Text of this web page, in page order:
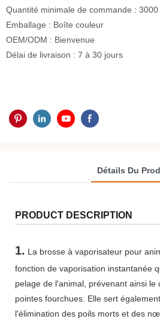
Quantité minimale de commande :
Emballage : Boîte couleur
OEM/ODM : Bienvenue
Délai de livraison : 7 à 30 jours
Détails Du
PRODUCT DESCRIPTION
1. La brosse à vaporisateur pour
fonction de vaporisation instantanée
pelage de l'animal, prévenant ainsi le
pointes fourchues. Elle sert
l'élimination des poils morts et des